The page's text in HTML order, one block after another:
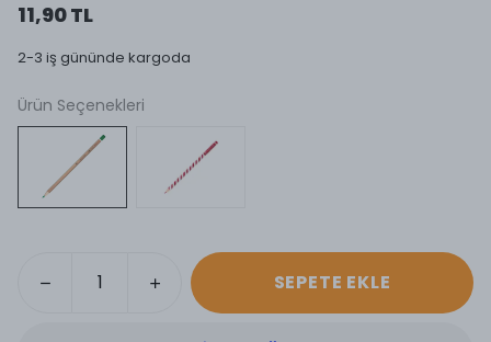
11,90 TL
2-3 iş gününde kargoda
Ürün Seçenekleri
SEPETE EKLE